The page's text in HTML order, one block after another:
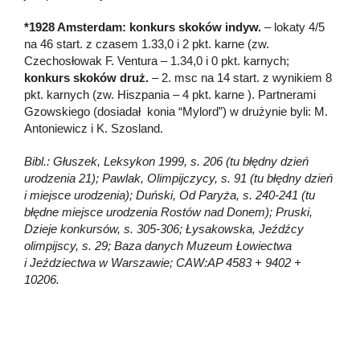
*1928 Amsterdam: konkurs skoków indyw. – lokaty 4/5
na 46 start. z czasem 1.33,0 i 2 pkt. karne (zw.
Czechosłowak F. Ventura – 1.34,0 i 0 pkt. karnych;
konkurs skoków druż. – 2. msc na 14 start. z wynikiem 8
pkt. karnych (zw. Hiszpania – 4 pkt. karne ). Partnerami
Gzowskiego (dosiadał konia “Mylord”) w drużynie byli: M.
Antoniewicz i K. Szosland.
Bibl.: Głuszek, Leksykon 1999, s. 206 (tu błędny dzień
urodzenia 21); Pawlak, Olimpijczycy, s. 91 (tu błędny dzień
i miejsce urodzenia); Duński, Od Paryża, s. 240-241 (tu
błędne miejsce urodzenia Rostów nad Donem); Pruski,
Dzieje konkursów, s. 305-306; Łysakowska, Jeźdźcy
olimpijscy, s. 29; Baza danych Muzeum Łowiectwa
i Jeździectwa w Warszawie; CAW:AP 4583 + 9402 +
10206.